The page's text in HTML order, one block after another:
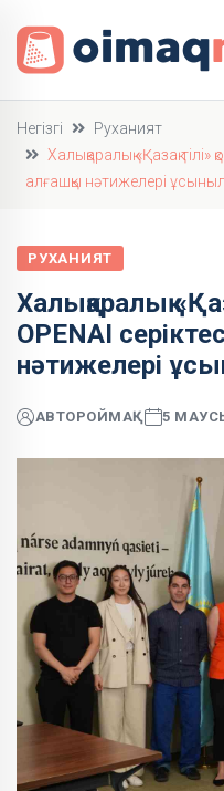
Негізгі
Руханият
Халықаралық «Қазақ тілі»
алғашқы нәтижелері
РУХАНИЯТ
Халықаралық
OPENAI
нәтижелері
АВТОРОЙМАҚ 5